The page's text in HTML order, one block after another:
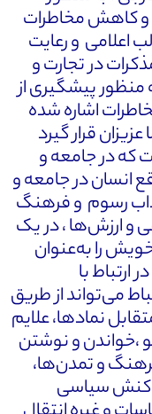
و کاهش مخاطرات
اعلامی و رعایت
در تجارت و
پیشگیری از
اشاره شده
قرار گیرد
که در جامعه و
انسان در جامعه و
رسوم و فرهنگ
و ارزش‌ها ، در یک
را به‌عنوان
با
می‌تواند از طریق
نمادها، علایم
،خواندن و نوشتن
و تمدن‌ها،
، کنش سیاسی